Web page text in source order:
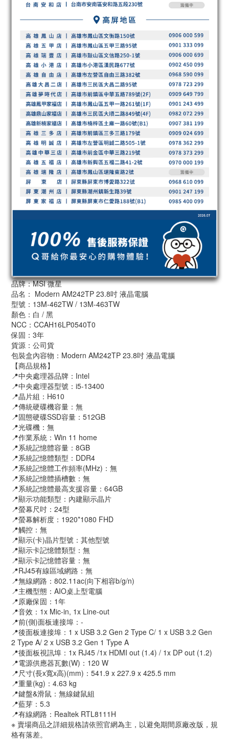
品牌：MSI 微星
品名： Modern AM242TP 23.8吋 液晶電腦
型號：13M-462TW / 13M-463TW
顏色：白 / 黑
NCC：CCAH16LP0540T0
保固：3年
貨源：公司貨
包裝盒內容物：Modern AM242TP 23.8吋 液晶電腦
【商品規格】
📍中央處理器品牌：Intel
📍中央處理器型號：i5-13400
📍晶片組：H610
📍傳統硬碟機容量：無
📍固態硬碟SSD容量：512GB
📍光碟機：無
📍作業系統：Win 11 home
📍系統記憶體容量：8GB
📍系統記憶體類型：DDR4
📍系統記憶體工作頻率(MHz)：無
📍系統記憶體插槽數：無
📍系統記憶體最高支援容量：64GB
📍顯示功能類型：內建顯示晶片
📍螢幕尺吋：24型
📍螢幕解析度：1920*1080 FHD
📍觸控：無
📍顯示(卡)晶片型號：其他型號
📍顯示卡記憶體類型：無
📍顯示卡記憶體容量：無
📍RJ45有線區域網路：無
📍無線網路：802.11ac(向下相容b/g/n)
📍主機型態：AIO桌上型電腦
📍原廠保固：1年
📍音效：1x Mic-in, 1x Line-out
📍前(側)面板連接埠：-
📍後面板連接埠：1 x USB 3.2 Gen 2 Type C/ 1 x USB 3.2 Gen
2 Type A/ 2 x USB 3.2 Gen 1 Type A
📍後面板視訊埠：1x RJ45 /1x HDMI out (1.4) / 1x DP out (1.2)
📍電源供應器瓦數(W)：120 W
📍尺寸(長x寬x高)(mm)：541.9 x 227.9 x 425.5 mm
📍重量(kg)：4.63 kg
📍鍵盤&滑鼠：無線鍵鼠組
📍藍芽：5.3
📍有線網路：Realtek RTL8111H
※ 賣場商品之詳細規格請依照官網為主，以避免期間原廠改版，規
格有落差。